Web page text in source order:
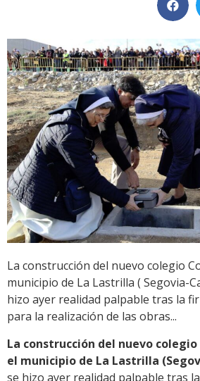
La construcción del nuevo colegio
municipio de La Lastrilla ( Segovia-
hizo ayer realidad palpable tras la
para la realización de las obras...
La construcción del nuevo
el municipio de La Lastrilla
se hizo ayer realidad palpable tras